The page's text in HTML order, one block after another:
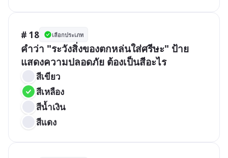
# 18 เลือกประเภท
คำว่า "ระวังสิ่งของตกหล่นใส่ศรีษะ" ป้าย
แสดงความปลอดภัย ต้องเป็นสีอะไร
สีเขียว
สีเหลือง
สีน้ำเงิน
สีแดง